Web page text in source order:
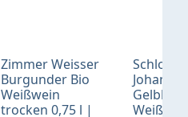
Zimmer Weisser
Burgunder Bio
Weißwein
trocken 0,75 l |
Schloß
Gelblack